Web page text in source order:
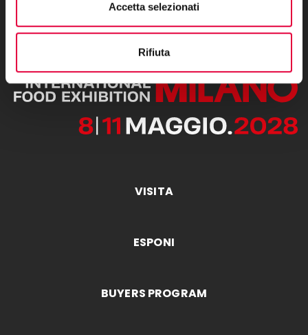
Accetta selezionati
Rifiuta
VISITA
ESPONI
BUYERS PROGRAM